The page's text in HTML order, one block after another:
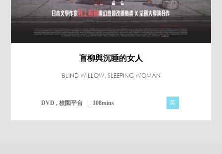
盲柳與沉睡的女人
BLIND WILLOW, SLEEPING WOMAN
DVD , 校園平台 108mins 英